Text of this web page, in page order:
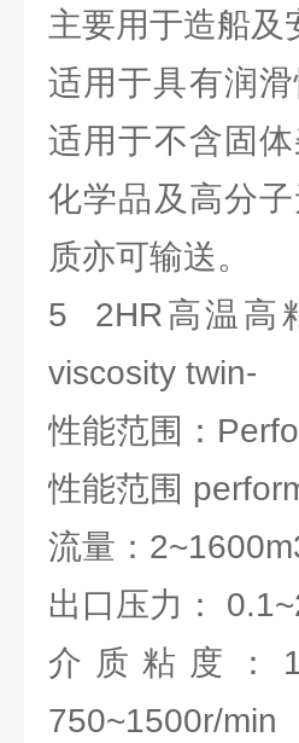
主要用于造船及
适用于具有润
适用于不含固
化学品及高分
质亦可输送。
5 2HR高温高
viscosity twin-
性能范围：
性能范围
流量：
出口压力：
介质粘度
750~1500r/min